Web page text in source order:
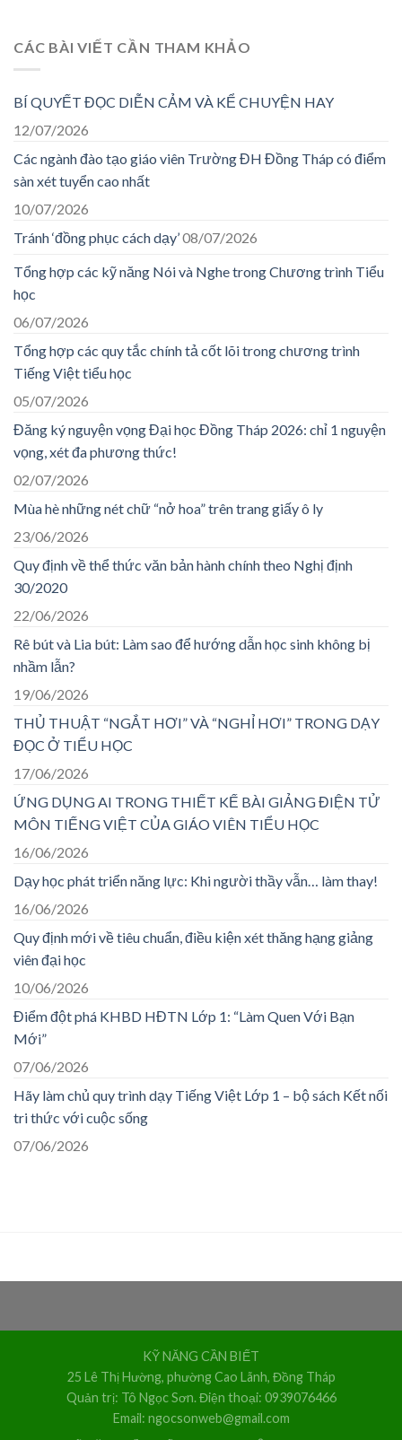
CÁC BÀI VIẾT CẦN THAM KHẢO
BÍ QUYẾT ĐỌC DIỄN CẢM VÀ KỂ CHUYỆN HAY
12/07/2026
Các ngành đào tạo giáo viên Trường ĐH Đồng Tháp có điểm
sàn xét tuyển cao nhất
10/07/2026
Tránh ‘đồng phục cách dạy’08/07/2026
Tổng hợp các kỹ năng Nói và Nghe trong Chương trình Tiểu
học
06/07/2026
Tổng hợp các quy tắc chính tả cốt lõi trong chương trình
Tiếng Việt tiểu học
05/07/2026
Đăng ký nguyện vọng Đại học Đồng Tháp 2026: chỉ 1 nguyện
vọng, xét đa phương thức!
02/07/2026
Mùa hè những nét chữ “nở hoa” trên trang giấy ô ly
23/06/2026
Quy định về thể thức văn bản hành chính theo Nghị định
30/2020
22/06/2026
Rê bút và Lia bút: Làm sao để hướng dẫn học sinh không bị
nhầm lẫn?
19/06/2026
THỦ THUẬT “NGẮT HƠI” VÀ “NGHỈ HƠI” TRONG DẠY
ĐỌC Ở TIỂU HỌC
17/06/2026
ỨNG DỤNG AI TRONG THIẾT KẾ BÀI GIẢNG ĐIỆN TỬ
MÔN TIẾNG VIỆT CỦA GIÁO VIÊN TIỂU HỌC
16/06/2026
Dạy học phát triển năng lực: Khi người thầy vẫn… làm thay!
16/06/2026
Quy định mới về tiêu chuẩn, điều kiện xét thăng hạng giảng
viên đại học
10/06/2026
Điểm đột phá KHBD HĐTN Lớp 1: “Làm Quen Với Bạn
Mới”
07/06/2026
Hãy làm chủ quy trình dạy Tiếng Việt Lớp 1 – bộ sách Kết nối
tri thức với cuộc sống
07/06/2026
KỸ NĂNG CẦN BIẾT
25 Lê Thị Hường, phường Cao Lãnh, Đồng Tháp
Quản trị: Tô Ngọc Sơn. Điện thoại: 0939076466
Email: ngocsonweb@gmail.com